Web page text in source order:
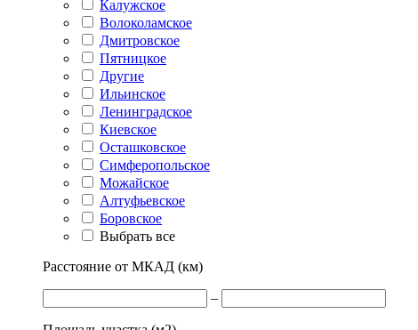
Калужское
Волоколамское
Дмитровское
Пятницкое
Другие
Ильинское
Ленинградское
Киевское
Осташковское
Симферопольское
Можайское
Алтуфьевское
Боровское
Выбрать все
Расстояние от МКАД (км)
–